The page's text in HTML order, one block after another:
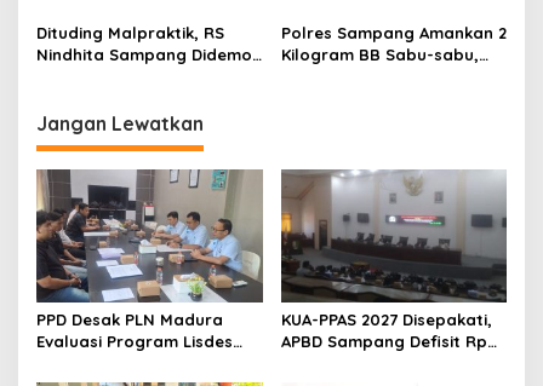
Dituding Malpraktik, RS
Nindhita Sampang Didemo
Polres Sampang Amankan 2
Kilogram BB Sabu-sabu,
Jangan Lewatkan
PPD Desak PLN Madura
Evaluasi Program Lisdes
KUA-PPAS 2027 Disepakati,
APBD Sampang Defisit Rp